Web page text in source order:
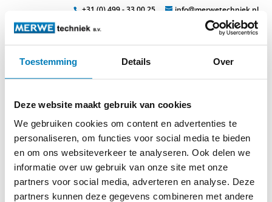
Toestemming Details Over
Deze website maakt gebruik van cookies
We gebruiken cookies om content en advertenties te
personaliseren, om functies voor social media te bieden
en om ons websiteverkeer te analyseren. Ook delen we
informatie over uw gebruik van onze site met onze
partners voor social media, adverteren en analyse. Deze
partners kunnen deze gegevens combineren met andere
+31 (0) 499 - 33 00 25 info@merwetechniek.nl
Veelzijdig in elektrotechnische producten
4k15363